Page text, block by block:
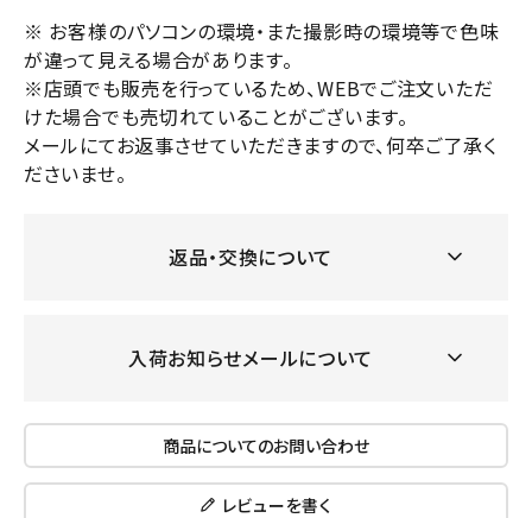
※ お客様のパソコンの環境・また撮影時の環境等で色味
が違って見える場合があります。
※店頭でも販売を行っているため、WEBでご注文いただ
けた場合でも売切れていることがございます。
メールにてお返事させていただきますので、何卒ご了承く
ださいませ。
返品・交換について
入荷お知らせメールについて
商品についてのお問い合わせ
レビューを書く